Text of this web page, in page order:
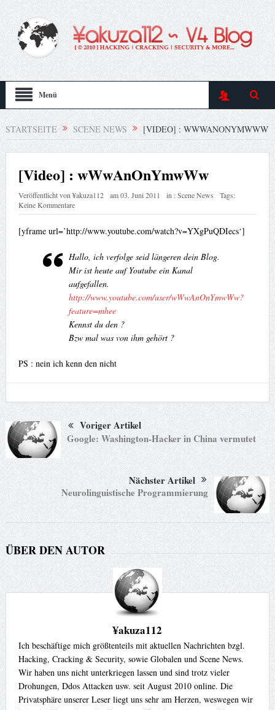
Menü
STARTSEITE SCENE NEWS [VIDEO] : WWWANONYMWWW
[Video] : wWwAnOnYmwWw
Veröffentlicht von¥akuza112 am03. Juni 2011 in :Scene News
Tags:
Keine Kommentare
[yframe url=’http://www.youtube.com/watch?v=YXgPuQDIecs‘]
Hallo, ich verfolge seid längeren dein Blog.
Mir ist heute auf Youtube ein Kanal
aufgefallen.
http://www.youtube.com/user/wWwAnOnYmwWw?
feature=mhee
Kennst du den ?
Bzw mal was von ihm gehört ?
PS : nein ich kenn den nicht
Voriger Artikel
Google: Washington-Hacker in China vermutet
Nächster Artikel
Neurolinguistische Programmierung
ÜBER DEN AUTOR
¥akuza112
Ich beschäftige mich größtenteils mit aktuellen Nachrichten bzgl.
Hacking, Cracking & Security, sowie Globalen und Scene News.
Wir haben uns nicht unterkriegen lassen und sind trotz vieler
Drohungen, Ddos Attacken usw. seit August 2010 online. Die
Privatsphäre unserer Leser liegt uns sehr am Herzen, weswegen wir